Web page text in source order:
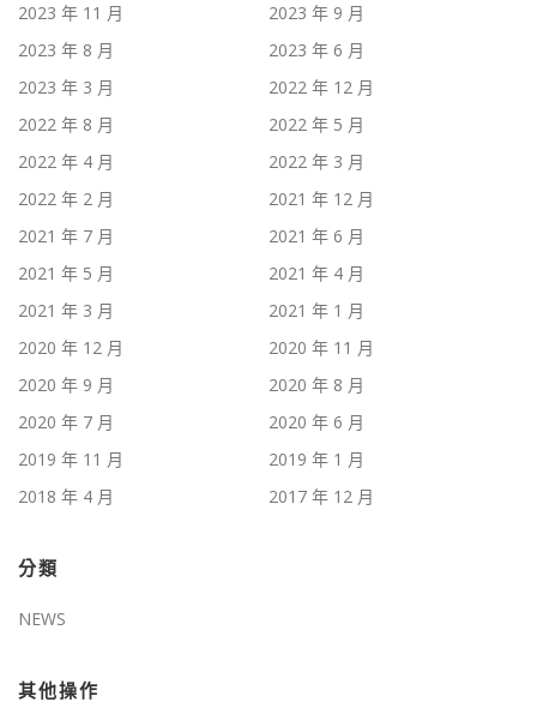
2023 年 11 月
2023 年 9 月
2023 年 8 月
2023 年 6 月
2023 年 3 月
2022 年 12 月
2022 年 8 月
2022 年 5 月
2022 年 4 月
2022 年 3 月
2022 年 2 月
2021 年 12 月
2021 年 7 月
2021 年 6 月
2021 年 5 月
2021 年 4 月
2021 年 3 月
2021 年 1 月
2020 年 12 月
2020 年 11 月
2020 年 9 月
2020 年 8 月
2020 年 7 月
2020 年 6 月
2019 年 11 月
2019 年 1 月
2018 年 4 月
2017 年 12 月
分類
NEWS
其他操作